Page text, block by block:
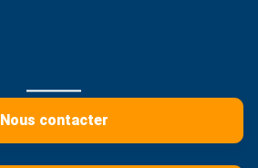
Nous contacter